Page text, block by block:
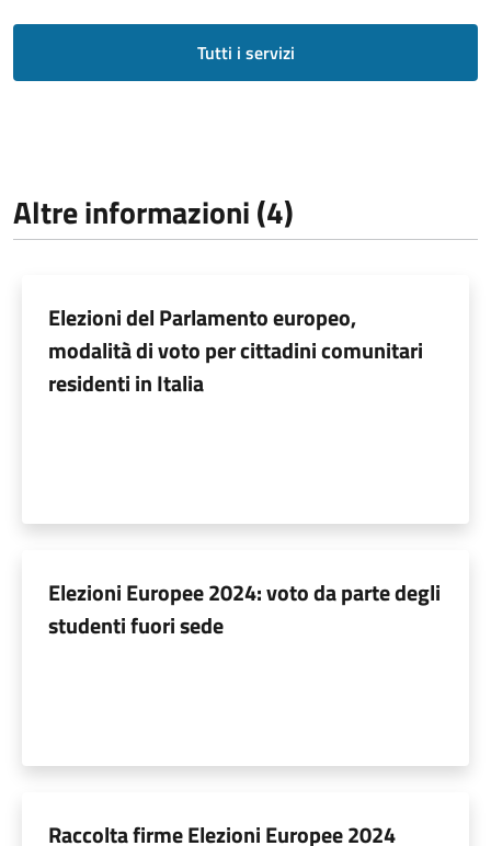
Tutti i servizi
Altre informazioni (4)
Elezioni del Parlamento europeo,
modalità di voto per cittadini comunitari
residenti in Italia
Elezioni Europee 2024: voto da parte degli
studenti fuori sede
Raccolta firme Elezioni Europee 2024